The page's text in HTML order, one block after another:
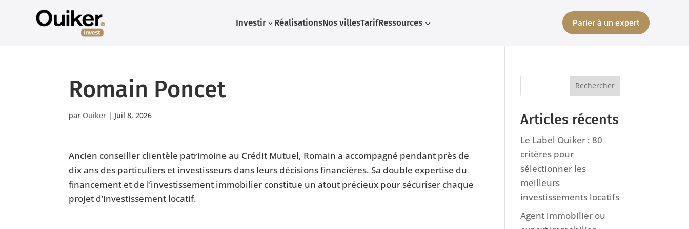
3
Investir RéalisationsNos villesTarif 3
Ressources Parler à un expert
Romain Poncet
par Ouiker | Juil 8, 2026
Ancien conseiller clientèle patrimoine au Crédit Mutuel, Romain a accompagné pendant près de
dix ans des particuliers et investisseurs dans leurs décisions financières. Sa double expertise du
financement et de l’investissement immobilier constitue un atout précieux pour sécuriser chaque
projet d’investissement locatif.
Articles récents
Le Label Ouiker : 80
critères pour
sélectionner les
meilleurs
investissements locatifs
Agent immobilier ou